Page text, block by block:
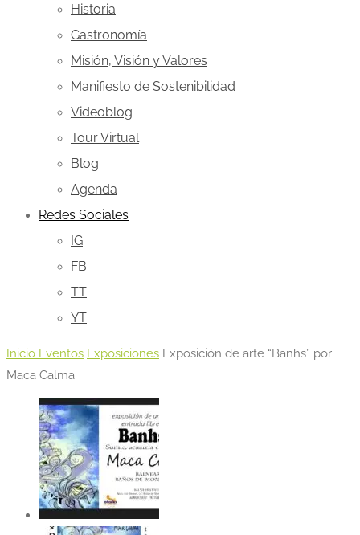
Historia
Gastronomía
Misión, Visión y Valores
Manifiesto de Sostenibilidad
Videoblog
Tour Virtual
Blog
Agenda
Redes Sociales
IG
FB
TT
YT
Inicio Eventos Exposiciones Exposición de arte “Banhs” por
Maca Calma